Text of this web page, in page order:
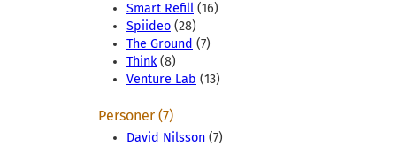
Smart Refill (16)
Spiideo (28)
The Ground (7)
Think(8)
Venture Lab (13)
Personer (7)
David Nilsson (7)